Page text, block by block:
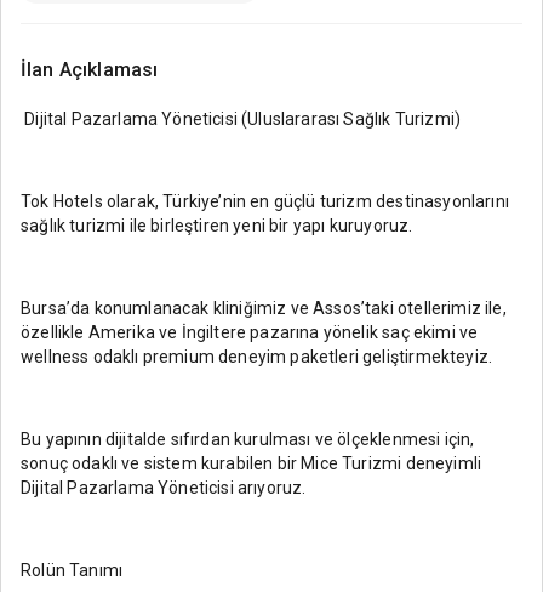
İlan Açıklaması
Dijital Pazarlama Yöneticisi (Uluslararası Sağlık Turizmi)
Tok Hotels olarak, Türkiye’nin en güçlü turizm destinasyonlarını
sağlık turizmi ile birleştiren yeni bir yapı kuruyoruz.
Bursa’da konumlanacak kliniğimiz ve Assos’taki otellerimiz ile,
özellikle Amerika ve İngiltere pazarına yönelik saç ekimi ve
wellness odaklı premium deneyim paketleri geliştirmekteyiz.
Bu yapının dijitalde sıfırdan kurulması ve ölçeklenmesi için,
sonuç odaklı ve sistem kurabilen bir Mice Turizmi deneyimli
Dijital Pazarlama Yöneticisi arıyoruz.
Rolün Tanımı